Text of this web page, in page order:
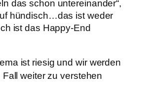
das schon untereinander“,
hündisch…das ist weder
ist das Happy-End
ist riesig und wir werden
weiter zu verstehen